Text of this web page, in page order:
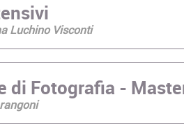
Luchino Visconti
di Fotografia -